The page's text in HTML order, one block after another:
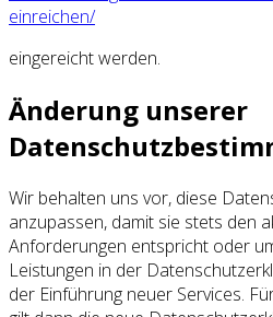
einreichen/
eingereicht werden.
Änderung unserer
Wir behalten uns vor, diese
anzupassen, damit sie stets den
Anforderungen entspricht oder
Leistungen in der
der Einführung neuer Services.